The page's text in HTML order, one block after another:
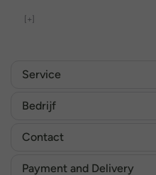
[+]
Service
Bedrijf
Contact
Payment and Delivery